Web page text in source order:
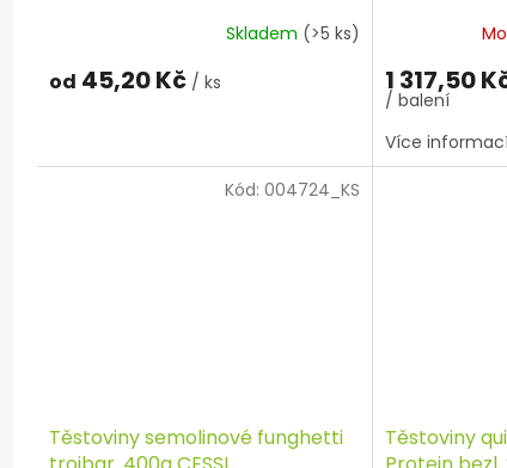
Skladem (>5 ks)
od 45,20 Kč / ks 1 317,50
/ balení
Více
Těstoviny semolinové funghetti
Kód: 004724_KS
Těstoviny